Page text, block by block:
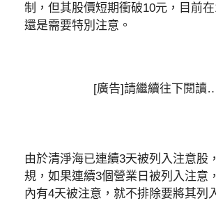
制，但其股價短期衝破10元，目前在
還是需要特別注意。
[廣告]請繼續往下閱讀
由於清淨海已連續3天被列入注意股
規，如果連續3個營業日被列入注意
內有4天被注意，就不排除要將其列